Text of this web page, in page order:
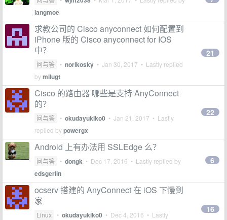
langmoe
求教公司的 Cisco anyconnect 如何配置到
iPhone 版的 Cisco anyconnect for IOS
中？
问与答 • norikosky • Jan 30, 2017 • Lastly replied
bymilugt
21
Cisco 的路由器 哪些是支持 AnyConnect
的？
问与答 • okudayukiko0 • Jan 21, 2017 • Lastly
replied bypowergx
22
Android 上有办法用 SSLEdge 么？
问与答 • dongk • Dec 17, 2016 • Lastly replied by
edsgerlin
6
ocserv 搭建的 AnyConnect 在 iOS 下慢到
家
Linux • okudayukiko0 • Dec 4, 2016 • Lastly
16